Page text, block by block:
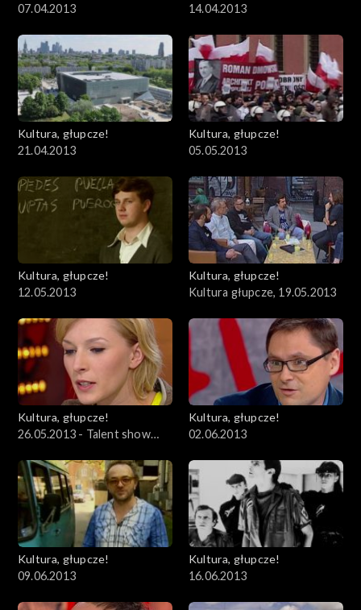
07.04.2013
14.04.2013
Kultura, głupcze!
21.04.2013
Kultura, głupcze!
05.05.2013
Kultura, głupcze!
12.05.2013
Kultura, głupcze!
Kultura głupcze, 19.05.2013
Kultura, głupcze!
26.05.2013 - Talent show
Kultura, głupcze!
02.06.2013
Kultura, głupcze!
09.06.2013
Kultura, głupcze!
16.06.2013